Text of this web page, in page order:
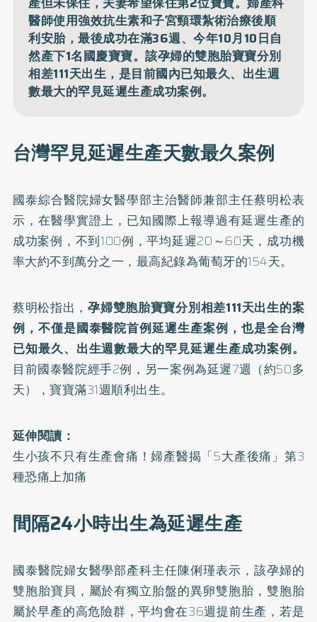
醫師使用強效抗生素和子宮頸環紮術治療後順
利安胎，最後成功在滿36週、今年10月10日自
然產下1名國慶寶寶。該孕婦的雙胞胎寶寶分別
相差111天出生，是目前國內已知最久、出生週
數最大的罕見延遲生產成功案例。
台灣罕見延遲生產天數最久案例
國泰綜合醫院婦女醫學部主治醫師兼部主任蔡明松表
示，在醫學實證上，已知國際上報導過有延遲生產的
成功案例，不到100例，平均延遲20～60天，成功機
率大約不到萬分之一，最高紀錄為葡萄牙的154天。
蔡明松指出，孕婦雙胞胎寶寶分別相差111天出生的案
例，不僅是國泰醫院首例延遲生產案例，也是全台灣
已知最久、出生週數最大的罕見延遲生產成功案例。
目前國泰醫院經手2例，另一案例為延遲7週（約50多
天），寶寶滿31週順利出生。
延伸閱讀：
生小孩不只有生產會痛！婦產醫揭「5大產後痛」第3
種恐痛上加痛
間隔24小時出生為延遲生產
國泰醫院婦女醫學部產科主任陳俐瑾表示，該孕婦的
雙胞胎寶貝，屬於有獨立胎盤的異卵雙胞胎，雙胞胎
屬於早產的高危險群，平均會在36週提前生產，若是